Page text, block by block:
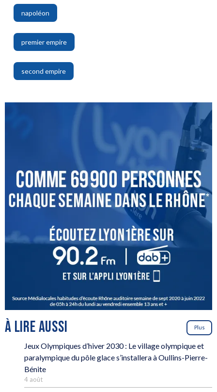
napoléon
,
premier empire
,
second empire
À LIRE AUSSI Plus
Jeux Olympiques d’hiver 2030 : Le village olympique et
paralympique du pôle glace s’installera à Oullins-Pierre-
Bénite
4 août